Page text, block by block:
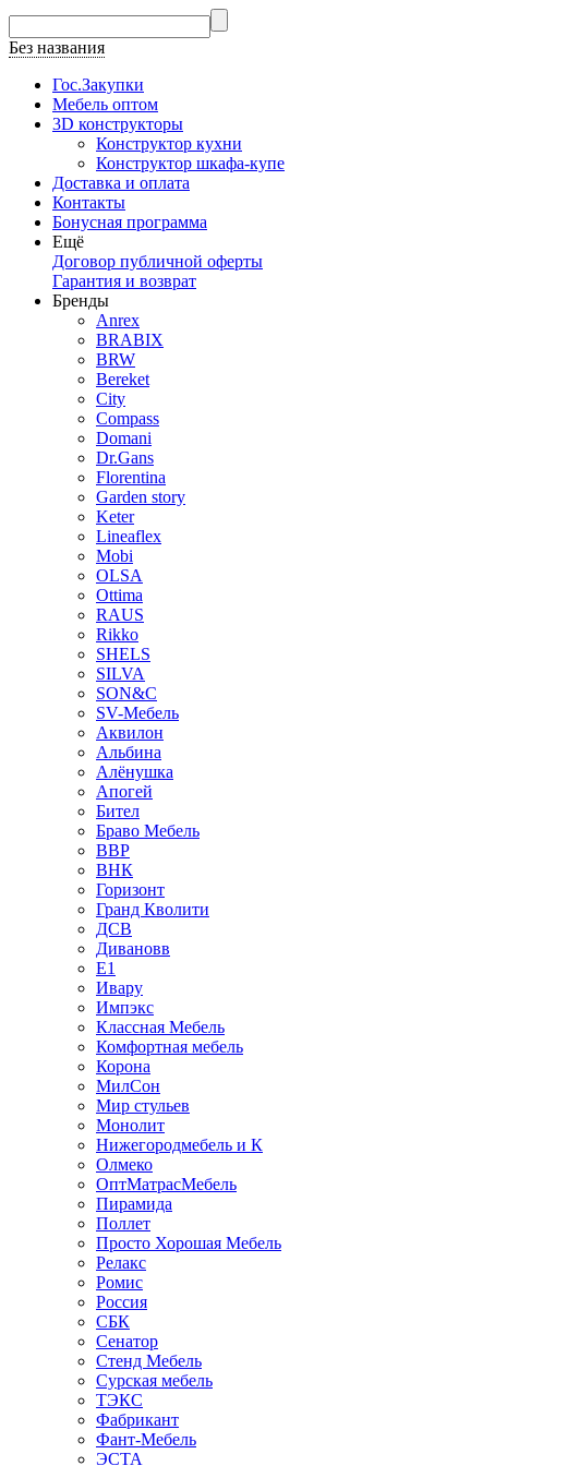
Без названия
Гос.Закупки
Мебель оптом
3D конструкторы
Конструктор кухни
Конструктор шкафа-купе
Доставка и оплата
Контакты
Бонусная программа
Ещё
Договор публичной оферты
Гарантия и возврат
Бренды
Anrex
BRABIX
BRW
Bereket
City
Compass
Domani
Dr.Gans
Florentina
Garden story
Keter
Lineaflex
Mobi
OLSA
Ottima
RAUS
Rikko
SHELS
SILVA
SON&C
SV-Мебель
Аквилон
Альбина
Алёнушка
Апогей
Бител
Браво Мебель
ВВР
ВНК
Горизонт
Гранд Кволити
ДСВ
Дивановв
Е1
Ивару
Импэкс
Классная Мебель
Комфортная мебель
Корона
МилСон
Мир стульев
Монолит
Нижегородмебель и К
Олмеко
ОптМатрасМебель
Пирамида
Поллет
Просто Хорошая Мебель
Релакс
Ромис
Россия
СБК
Сенатор
Стенд Мебель
Сурская мебель
ТЭКС
Фабрикант
Фант-Мебель
ЭСТА